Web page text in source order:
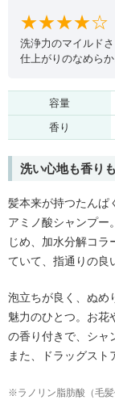
★★★★☆
洗浄力のマイルドさ
仕上がりのなめらか
容量
香り
洗い心地も香り
髪本来が持つたんぱ
アミノ酸シャンプ
じめ、加水分解コラ
ていて、指通りの良
泡立ちが良く、ぬめ
魅力のひとつ。お花
の香り付きで、シャ
また、ドラッグスト
※ラノリン脂肪酸（毛髪